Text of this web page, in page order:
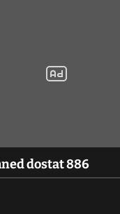
dostat 886